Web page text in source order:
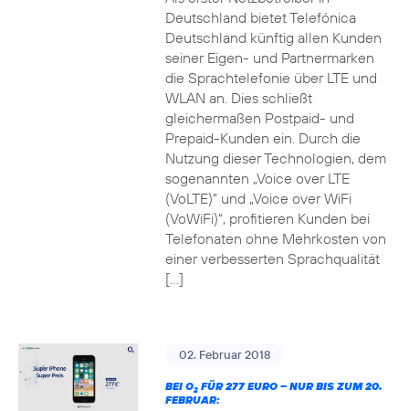
Deutschland bietet Telefónica
Deutschland künftig allen Kunden
seiner Eigen- und Partnermarken
die Sprachtelefonie über LTE und
WLAN an. Dies schließt
gleichermaßen Postpaid- und
Prepaid-Kunden ein. Durch die
Nutzung dieser Technologien, dem
sogenannten „Voice over LTE
(VoLTE)“ und „Voice over WiFi
(VoWiFi)“, profitieren Kunden bei
Telefonaten ohne Mehrkosten von
einer verbesserten Sprachqualität
[…]
02. Februar 2018
BEI O2FÜR 277 EURO – NUR BIS ZUM 20.
FEBRUAR: